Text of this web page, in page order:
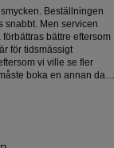
Beställningen
snabbt. Men servicen
bättre eftersom
för tidsmässigt
vi ville se fler
boka en annan dag.